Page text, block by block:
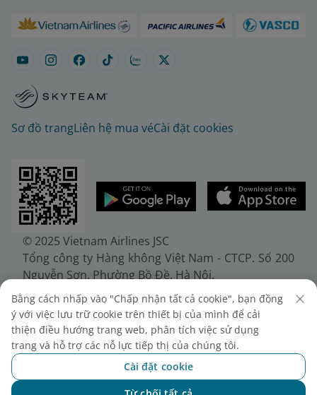
Sơ đồ trangLiên hệ mua véCài đặt cookies
© 2025 Vietnam Airlines JSC
Tổng công ty Hàng không Việt Nam - CTCP. Số 200
Nguyễn Sơn, Phường Bồ Đề, Hà Nội.
Điện thoại: (+84-24) 38272289. Fax: (+84-24)
38722375
Giấy chứng nhận đăng ký doanh nghiệp, mã số
doanh nghiệp 0100107518, đăng ký lần đầu ngày
30/6/2010, đăng ký thay đổi lần thứ 10 ngày
24/7/2025, cấp bởi Sở Tài chính Thành phố Hà Nội.
Bằng cách nhấp vào "Chấp nhận tất cả cookie", bạn đồng
ý với việc lưu trữ cookie trên thiết bị của mình để cải
thiện điều hướng trang web, phân tích việc sử dụng
trang và hỗ trợ các nỗ lực tiếp thị của chúng tôi.
Cài đặt cookie